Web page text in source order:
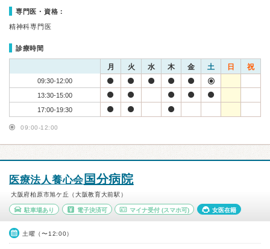
専門医・資格：
精神科専門医
診療時間
月 火 水 木 金 土 日 祝
09:30-12:00
13:30-15:00
17:00-19:30
09:00-12:00
医療法人養心会 国分病院
大阪府柏原市旭ケ丘（大阪教育大前駅）
駐車場あり 電子決済可 マイナ受付 (スマホ可) 女医在籍
土曜（〜12:00）